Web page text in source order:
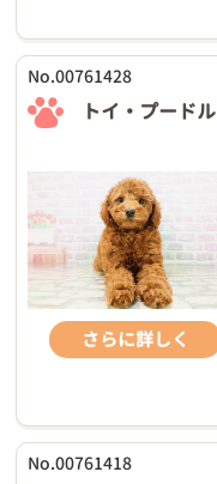
No.00761428
トイ・プードル
さらに詳しく
No.00761418